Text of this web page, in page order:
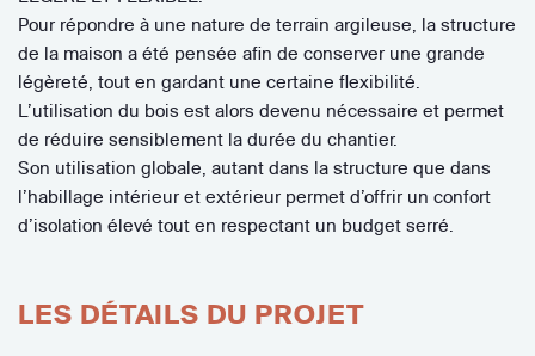
Pour répondre à une nature de terrain argileuse, la structure
de la maison a été pensée afin de conserver une grande
légèreté, tout en gardant une certaine flexibilité.
L’utilisation du bois est alors devenu nécessaire et permet
de réduire sensiblement la durée du chantier.
Son utilisation globale, autant dans la structure que dans
l’habillage intérieur et extérieur permet d’offrir un confort
d’isolation élevé tout en respectant un budget serré.
LES DÉTAILS DU PROJET